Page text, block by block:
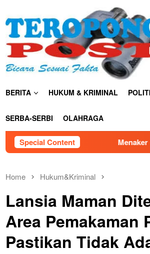
BERITA HUKUM & KRIMINAL
SERBA-SERBI OLAHRAGA
Special Content
Menaker Yassierli Dorong
Home Hukum&Kriminal
Lansia Maman
Area Pemakaman
Pastikan Tidak